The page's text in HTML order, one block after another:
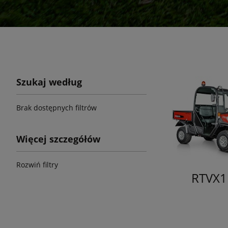
Szukaj według
Brak dostępnych filtrów
Więcej szczegółów
Rozwiń filtry